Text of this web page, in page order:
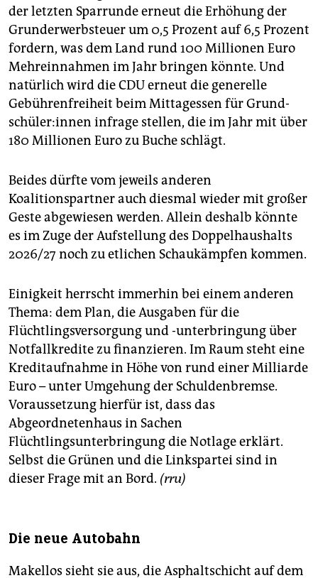
der letzten Sparrunde erneut die Erhöhung der
Grunderwerbsteuer um 0,5 Prozent auf 6,5 Prozent
fordern, was dem Land rund 100 Millionen Euro
Mehreinnahmen im Jahr bringen könnte. Und
natürlich wird die CDU erneut die generelle
Gebührenfreiheit beim Mittagessen für Grund­
schü­le­r:in­nen infrage stellen, die im Jahr mit über
180 Millionen Euro zu Buche schlägt.
Beides dürfte vom jeweils anderen
Koalitionspartner auch diesmal wieder mit großer
Geste abgewiesen werden. Allein deshalb könnte
es im Zuge der Aufstellung des Doppelhaushalts
2026/27 noch zu etlichen Schaukämpfen kommen.
Einigkeit herrscht immerhin bei einem anderen
Thema: dem Plan, die Ausgaben für die
Flüchtlingsversorgung und -unterbringung über
Notfallkredite zu finanzieren. Im Raum steht eine
Kreditaufnahme in Höhe von rund einer Milliarde
Euro – unter Umgehung der Schuldenbremse.
Voraussetzung hierfür ist, dass das
Abgeordnetenhaus in Sachen
Flüchtlingsunterbringung die Notlage erklärt.
Selbst die Grünen und die Linkspartei sind in
dieser Frage mit an Bord. (rru)
Die neue Autobahn
Makellos sieht sie aus, die Asphaltschicht auf dem